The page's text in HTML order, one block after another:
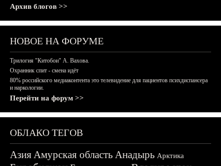
Архив блогов >>
НОВОЕ НА ФОРУМЕ
Трилогия "Китобои" А. Вахова.
Охранник спит - смена идёт
80% российского медиаконтента это телевидение для пациентов психдиспансера
и наркологии.
Перейти на форум >>
ОБЛАКО ТЕГОВ
АзияАмурская область Анадырь Арктика